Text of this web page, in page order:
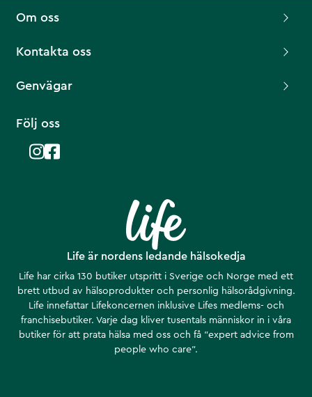
Life är nordens ledande hälsokedja
Life har cirka 130 butiker utspritt i Sverige och Norge med ett
brett utbud av hälsoprodukter och personlig hälsorådgivning.
Life innefattar Lifekoncernen inklusive Lifes medlems- och
franchisebutiker. Varje dag kliver tusentals människor in i våra
butiker för att prata hälsa med oss och få ”expert advice from
people who care”.
Om oss
Kontakta oss
Genvägar
Följ oss